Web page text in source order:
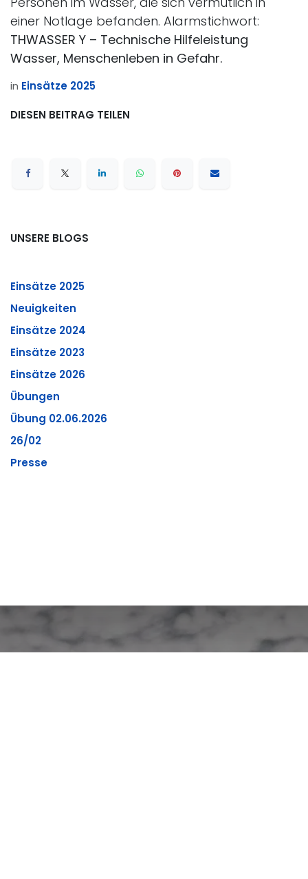
einer Notlage befanden. Alarmstichwort:
THWASSER Y – Technische Hilfeleistung
Wasser, Menschenleben in Gefahr.
in Einsätze 2025
DIESEN BEITRAG TEILEN
UNSERE BLOGS
Einsätze 2025
Neuigkeiten
Einsätze 2024
Einsätze 2023
Einsätze 2026
Übungen
Übung 02.06.2026
26/02
Presse